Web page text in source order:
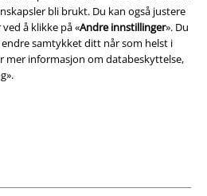
bli brukt. Du kan også justere
å klikke på «Andre innstillinger». Du
samtykket ditt når som helst i
mer informasjon om databeskyttelse,
».
skatt.Frakt er ikke inkludert.